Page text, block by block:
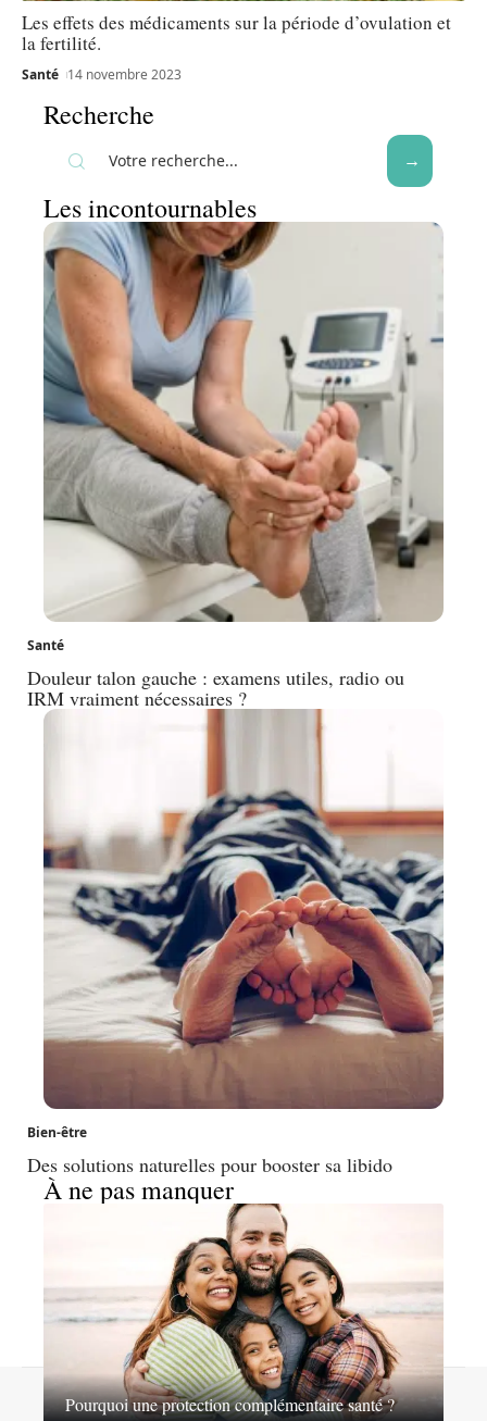
Les effets des médicaments sur la période d’ovulation et
la fertilité.
Santé 14 novembre 2023
Recherche
Les incontournables
Santé
Douleur talon gauche : examens utiles, radio ou
IRM vraiment nécessaires ?
Bien-être
Des solutions naturelles pour booster sa libido
À ne pas manquer
Pourquoi une protection complémentaire santé ?
Contact Mentions légales Sitemap